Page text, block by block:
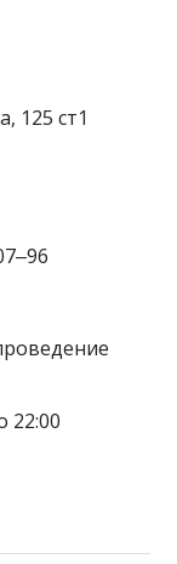
125 ст1
22:00